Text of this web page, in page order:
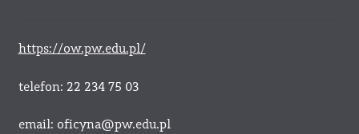
https://ow.pw.edu.pl/
telefon: 22 234 75 03
email: oficyna@pw.edu.pl